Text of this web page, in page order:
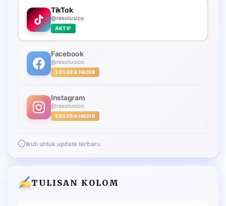
TikTok
@resolusico
AKTIF
Facebook
@resolusico
SEGERA HADIR
Instagram
@resolusico
SEGERA HADIR
Ikuti untuk update terbaru
TULISAN KOLOM